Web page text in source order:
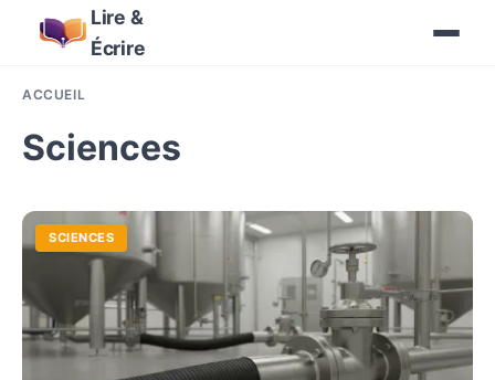
Lire &
Écrire
ACCUEIL
Sciences
SCIENCES